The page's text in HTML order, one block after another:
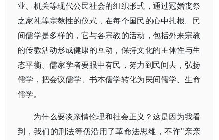
业、机关等现代公民社会的组织形式，通过冠婚丧祭
之家礼等宗教性的仪式，在每个国民的心中扎根。民
间儒学是多样的，它与各宗教的活动，包括外来宗教
的传教活动形成健康的互动，保持文化的主体性与生
态平衡。儒家学者要眼中有民，努力到民间去，弘扬
儒学，把会议儒学、书本儒学转化为民间儒学、生命
儒学。
为什么要谈亲情伦理和社会正义？这是因为我看
到，我们的刑法等仍沿用了革命法思维，不许"亲亲